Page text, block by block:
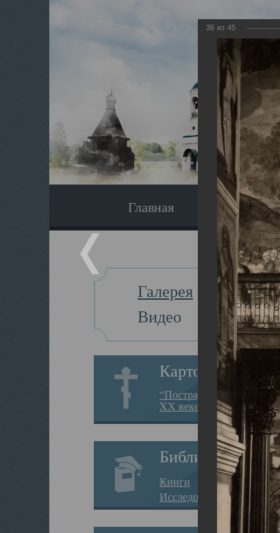
Главная
Галерея
Видео
Картотека
“Пострадавшие за веру в
XX веке на Севере”
Библиотека
Книги
Исследования
36 из 45